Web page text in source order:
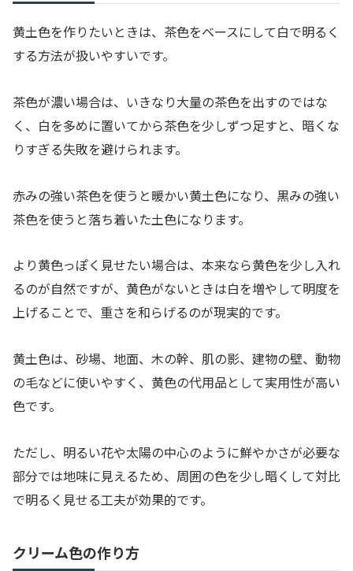
黄土色を作りたいときは、茶色をベースにして白で明るく
する方法が扱いやすいです。
茶色が濃い場合は、いきなり大量の茶色を出すのではな
く、白を多めに置いてから茶色を少しずつ足すと、暗くな
りすぎる失敗を避けられます。
赤みの強い茶色を使うと暖かい黄土色になり、黒みの強い
茶色を使うと落ち着いた土色になります。
より黄色っぽく見せたい場合は、本来なら黄色を少し入れ
るのが自然ですが、黄色がないときは白を増やして明度を
上げることで、重さを和らげるのが現実的です。
黄土色は、砂場、地面、木の幹、肌の影、建物の壁、動物
の毛などに使いやすく、黄色の代用品として実用性が高い
色です。
ただし、明るい花や太陽の中心のように鮮やかさが必要な
部分では地味に見えるため、周囲の色を少し暗くして対比
で明るく見せる工夫が効果的です。
クリーム色の作り方